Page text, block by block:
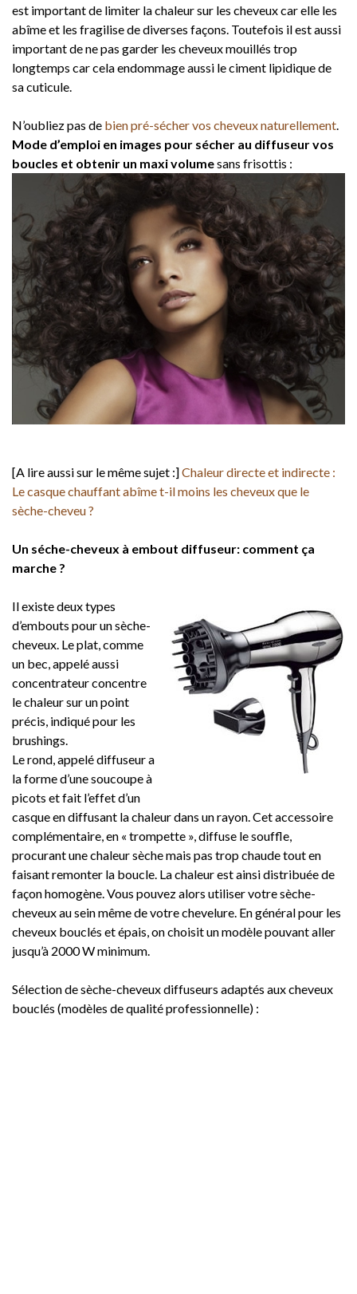
est important de limiter la chaleur sur les cheveux car elle les
abîme et les fragilise de diverses façons. Toutefois il est aussi
important de ne pas garder les cheveux mouillés trop
longtemps car cela endommage aussi le ciment lipidique de
sa cuticule.
N’oubliez pas de bien pré-sécher vos cheveux naturellement.
Mode d’emploi en images pour sécher au diffuseur vos
boucles et obtenir un maxi volumesans frisottis :
[A lire aussi sur le même sujet :]Chaleur directe et indirecte :
Le casque chauffant abîme t-il moins les cheveux que le
sèche-cheveu ?
Un séche-cheveux à embout diffuseur: comment ça
marche ?
Il existe deux types
d’embouts pour un sèche-
cheveux. Le plat, comme
un bec, appelé aussi
concentrateur concentre
le chaleur sur un point
précis, indiqué pour les
brushings.
Le rond, appelé diffuseur a
la forme d’une soucoupe à
picots et fait l’effet d’un
casque en diffusant la chaleur dans un rayon. Cet accessoire
complémentaire, en « trompette », diffuse le souffle,
procurant une chaleur sèche mais pas trop chaude tout en
faisant remonter la boucle. La chaleur est ainsi distribuée de
façon homogène. Vous pouvez alors utiliser votre sèche-
cheveux au sein même de votre chevelure. En général pour les
cheveux bouclés et épais, on choisit un modèle pouvant aller
jusqu’à 2000 W minimum.
Sélection de sèche-cheveux diffuseurs adaptés aux cheveux
bouclés (modèles de qualité professionnelle) :